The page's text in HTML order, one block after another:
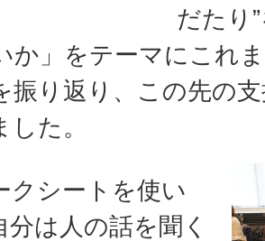
だたり
か」をテーマにこれ
振り返り、この先の
た。
クシートを使い
分は人の話を聞く